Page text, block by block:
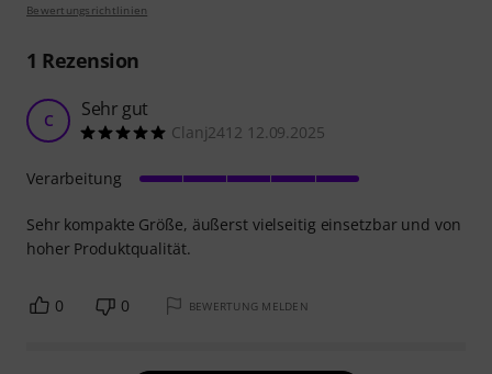
Bewertungsrichtlinien
1 Rezension
C Sehr gut
Clanj2412 12.09.2025
Sehr kompakte Größe, äußerst vielseitig einsetzbar und von
hoher Produktqualität.
Verarbeitung
0 0 BEWERTUNG MELDEN